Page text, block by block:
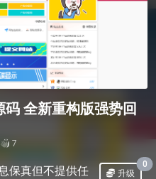
全新重构版强势回
7
保真但不提供任
升级
0